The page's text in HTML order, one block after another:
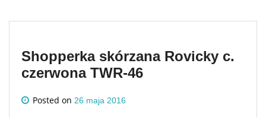
Shopperka skórzana Rovicky c.
czerwona TWR-46
Posted on 26 maja 2016